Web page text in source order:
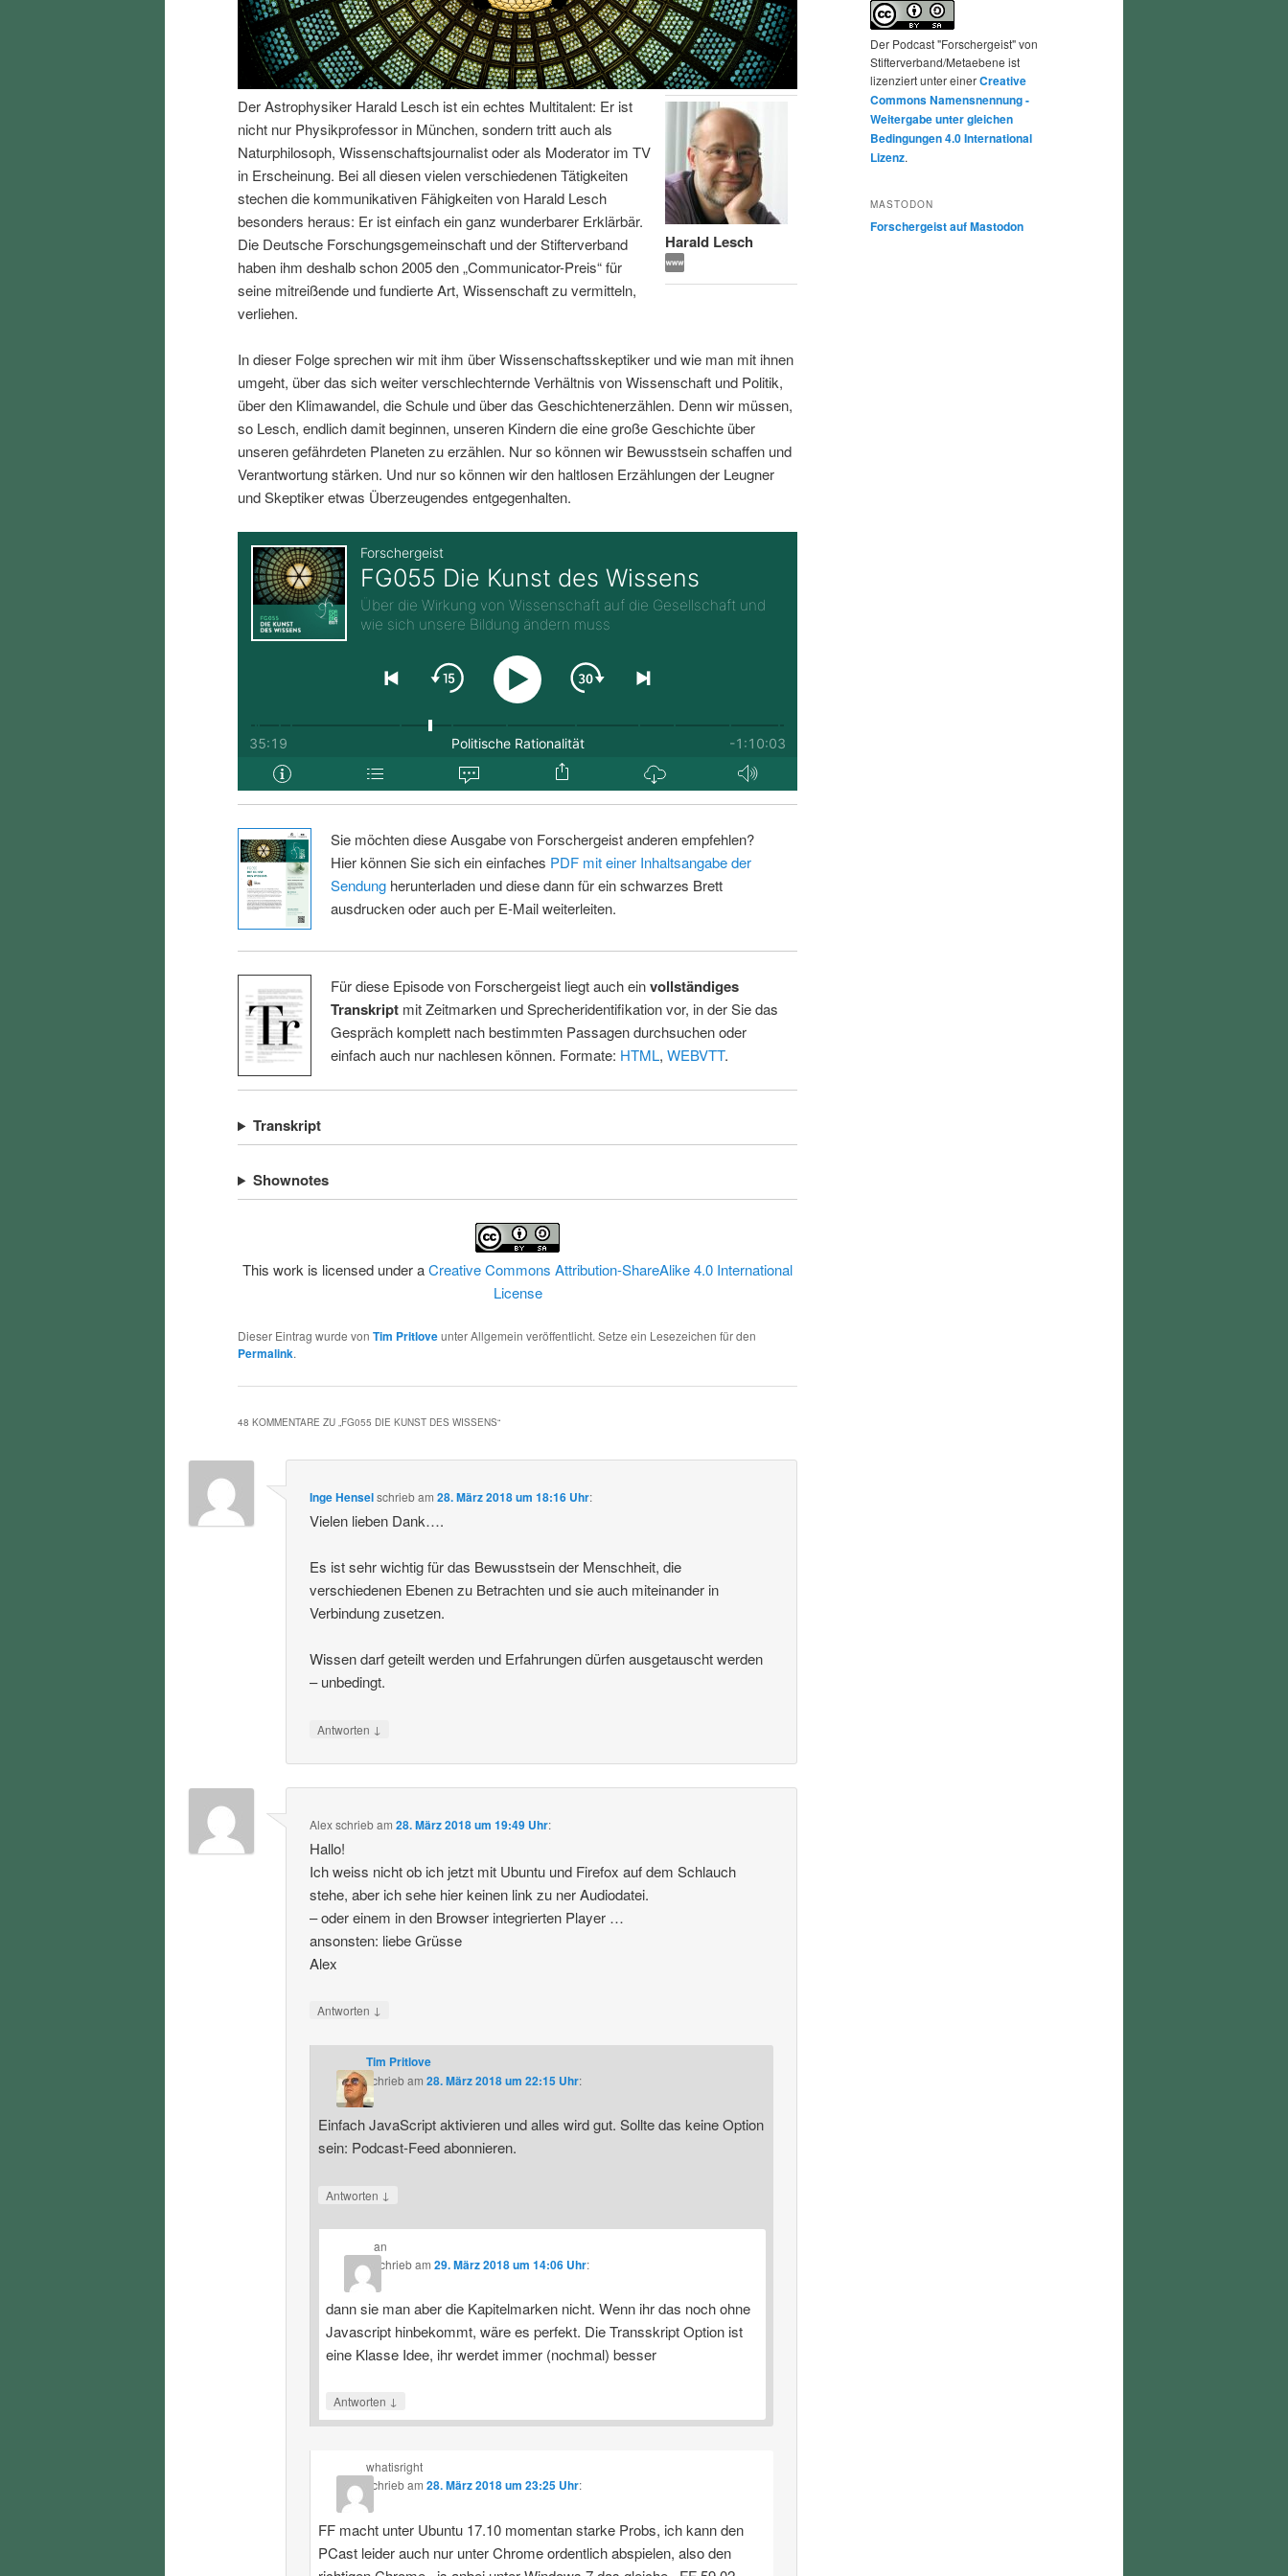
I
h
a
t
s
p
r
i
n
g
e
n
e
I
n
a
l
t
s
p
r
i
n
g
Harald Lesch
Der Astrophysiker Harald Lesch ist ein echtes Multitalent: Er ist
nicht nur Physikprofessor in München, sondern tritt auch als
Naturphilosoph, Wissenschaftsjournalist oder als Moderator im TV
in Erscheinung. Bei all diesen vielen verschiedenen Tätigkeiten
stechen die kommunikativen Fähigkeiten von Harald Lesch
besonders heraus: Er ist einfach ein ganz wunderbarer Erklärbär.
Die Deutsche Forschungsgemeinschaft und der Stifterverband
haben ihm deshalb schon 2005 den „Communicator-Preis“ für
seine mitreißende und fundierte Art, Wissenschaft zu vermitteln,
verliehen.
In dieser Folge sprechen wir mit ihm über Wissenschaftsskeptiker und wie man mit ihnen
umgeht, über das sich weiter verschlechternde Verhältnis von Wissenschaft und Politik,
über den Klimawandel, die Schule und über das Geschichtenerzählen. Denn wir müssen,
so Lesch, endlich damit beginnen, unseren Kindern die eine große Geschichte über
unseren gefährdeten Planeten zu erzählen. Nur so können wir Bewusstsein schaffen und
Verantwortung stärken. Und nur so können wir den haltlosen Erzählungen der Leugner
und Skeptiker etwas Überzeugendes entgegenhalten.
Sie möchten diese Ausgabe von Forschergeist anderen empfehlen?
Hier können Sie sich ein einfaches PDF mit einer Inhaltsangabe der
Sendungherunterladen und diese dann für ein schwarzes Brett
ausdrucken oder auch per E-Mail weiterleiten.
Für diese Episode von Forschergeist liegt auch einvollständiges
Transkriptmit Zeitmarken und Sprecheridentifikation vor, in der Sie das
Gespräch komplett nach bestimmten Passagen durchsuchen oder
einfach auch nur nachlesen können. Formate: HTML, WEBVTT.
Transkript
Shownotes
This work is licensed under aCreative Commons Attribution-ShareAlike 4.0 International
License
Dieser Eintrag wurde von Tim Pritloveunter Allgemein veröffentlicht. Setze ein Lesezeichen für den
Permalink.
48 KOMMENTARE ZU „FG055 DIE KUNST DES WISSENS“
Inge Henselschriebam28. März 2018 um 18:16 Uhr:
Vielen lieben Dank….
Es ist sehr wichtig für das Bewusstsein der Menschheit, die
verschiedenen Ebenen zu Betrachten und sie auch miteinander in
Verbindung zusetzen.
Wissen darf geteilt werden und Erfahrungen dürfen ausgetauscht werden
– unbedingt.
Antworten ↓
Alexschriebam28. März 2018 um 19:49 Uhr:
Hallo!
Ich weiss nicht ob ich jetzt mit Ubuntu und Firefox auf dem Schlauch
stehe, aber ich sehe hier keinen link zu ner Audiodatei.
– oder einem in den Browser integrierten Player …
ansonsten: liebe Grüsse
Alex
Antworten ↓
Tim Pritlove
schriebam 28. März 2018 um 22:15 Uhr:
Einfach JavaScript aktivieren und alles wird gut. Sollte das keine Option
sein: Podcast-Feed abonnieren.
Antworten ↓
an
schriebam29. März 2018 um 14:06 Uhr:
dann sie man aber die Kapitelmarken nicht. Wenn ihr das noch ohne
Javascript hinbekommt, wäre es perfekt. Die Transskript Option ist
eine Klasse Idee, ihr werdet immer (nochmal) besser
Antworten ↓
whatisright
schriebam 28. März 2018 um 23:25 Uhr:
FF macht unter Ubuntu 17.10 momentan starke Probs, ich kann den
PCast leider auch nur unter Chrome ordentlich abspielen, also den
Der Podcast "Forschergeist" von
Stifterverband/Metaebene ist
lizenziert unter einerCreative
Commons Namensnennung -
Weitergabe unter gleichen
Bedingungen 4.0 International
Lizenz.
MASTODON
Forschergeist auf Mastodon